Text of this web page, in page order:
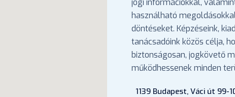
használható
döntéseket. Képzéseink,
tanácsadóink közös célja,
biztonságosan, jogkövető
működhessenek minden
1139 Budapest, Váci út 99-